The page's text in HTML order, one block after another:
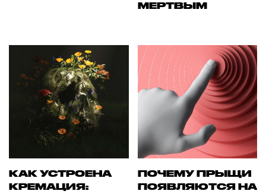
МЕРТВЫМ
КАК УСТРОЕНА
КРЕМАЦИЯ:
ПОЧЕМУ ПРЫЩИ
ПОЯВЛЯЮТСЯ НА